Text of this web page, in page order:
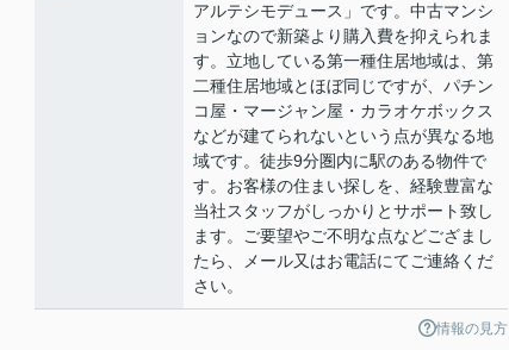
アルテシモデュース」です。中古マンシ
ョンなので新築より購入費を抑えられま
す。立地している第一種住居地域は、第
二種住居地域とほぼ同じですが、パチン
コ屋・マージャン屋・カラオケボックス
などが建てられないという点が異なる地
域です。徒歩9分圏内に駅のある物件で
す。お客様の住まい探しを、経験豊富な
当社スタッフがしっかりとサポート致し
ます。ご要望やご不明な点などござまし
たら、メール又はお電話にてご連絡くだ
さい。
情報の見方